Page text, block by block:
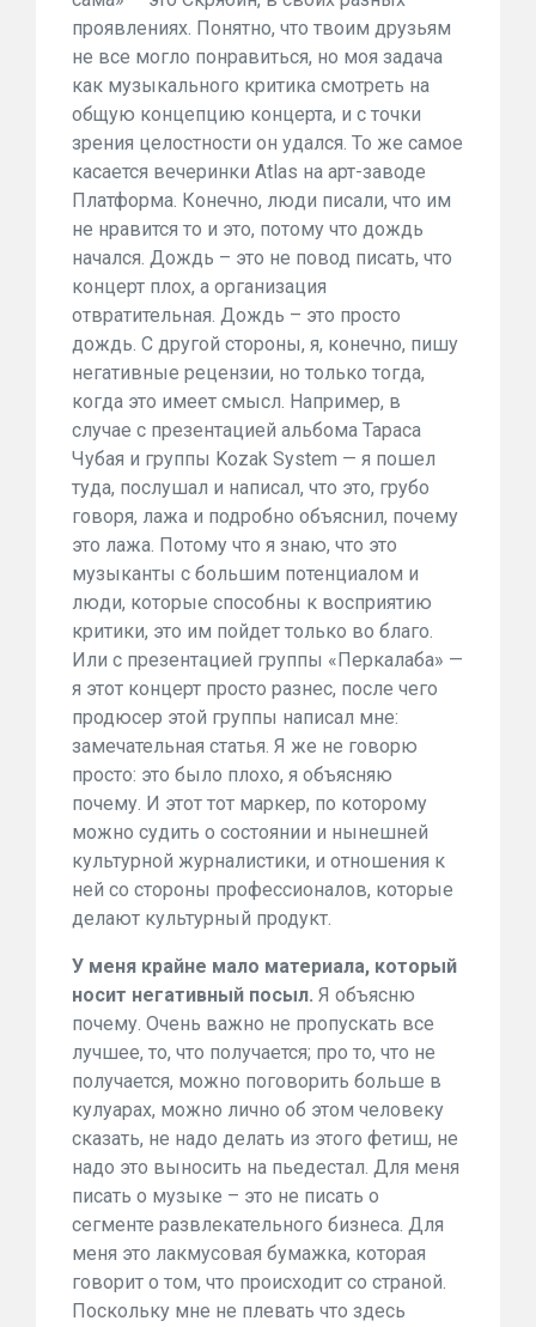
проявлениях. Понятно, что твоим друзьям
не все могло понравиться, но моя задача
как музыкального критика смотреть на
общую концепцию концерта, и с точки
зрения целостности он удался. То же самое
касается вечеринки Atlas на арт-заводе
Платформа. Конечно, люди писали, что им
не нравится то и это, потому что дождь
начался. Дождь – это не повод писать, что
концерт плох, а организация
отвратительная. Дождь – это просто
дождь. С другой стороны, я, конечно, пишу
негативные рецензии, но только тогда,
когда это имеет смысл. Например, в
случае с презентацией альбома Тараса
Чубая и группы Kozak System — я пошел
туда, послушал и написал, что это, грубо
говоря, лажа и подробно объяснил, почему
это лажа. Потому что я знаю, что это
музыканты с большим потенциалом и
люди, которые способны к восприятию
критики, это им пойдет только во благо.
Или с презентацией группы «Перкалаба» —
я этот концерт просто разнес, после чего
продюсер этой группы написал мне:
замечательная статья. Я же не говорю
просто: это было плохо, я объясняю
почему. И этот тот маркер, по которому
можно судить о состоянии и нынешней
культурной журналистики, и отношения к
ней со стороны профессионалов, которые
делают культурный продукт.
У меня крайне мало материала, который
носит негативный посыл. Я объясню
почему. Очень важно не пропускать все
лучшее, то, что получается; про то, что не
получается, можно поговорить больше в
кулуарах, можно лично об этом человеку
сказать, не надо делать из этого фетиш, не
надо это выносить на пьедестал. Для меня
писать о музыке – это не писать о
сегменте развлекательного бизнеса. Для
меня это лакмусовая бумажка, которая
говорит о том, что происходит со страной.
Поскольку мне не плевать что здесь